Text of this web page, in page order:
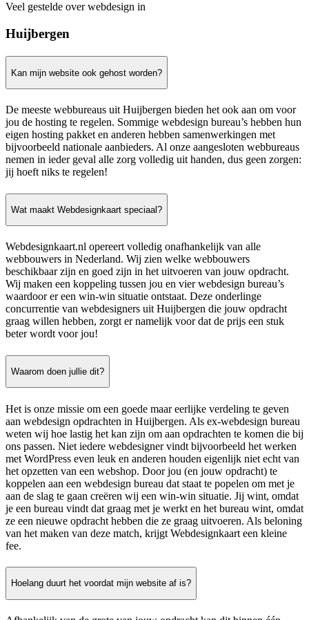
Veel gestelde over webdesign in
Huijbergen
Kan mijn website ook gehost worden?
De meeste webbureaus uit Huijbergen bieden het ook aan om voor
jou de hosting te regelen. Sommige webdesign bureau’s hebben hun
eigen hosting pakket en anderen hebben samenwerkingen met
bijvoorbeeld nationale aanbieders. Al onze aangesloten webbureaus
nemen in ieder geval alle zorg volledig uit handen, dus geen zorgen:
jij hoeft niks te regelen!
Wat maakt Webdesignkaart speciaal?
Webdesignkaart.nl opereert volledig onafhankelijk van alle
webbouwers in Nederland. Wij zien welke webbouwers
beschikbaar zijn en goed zijn in het uitvoeren van jouw opdracht.
Wij maken een koppeling tussen jou en vier webdesign bureau’s
waardoor er een win-win situatie ontstaat. Deze onderlinge
concurrentie van webdesigners uit Huijbergen die jouw opdracht
graag willen hebben, zorgt er namelijk voor dat de prijs een stuk
beter wordt voor jou!
Waarom doen jullie dit?
Het is onze missie om een goede maar eerlijke verdeling te geven
aan webdesign opdrachten in Huijbergen. Als ex-webdesign bureau
weten wij hoe lastig het kan zijn om aan opdrachten te komen die bij
ons passen. Niet iedere webdesigner vindt bijvoorbeeld het werken
met WordPress even leuk en anderen houden eigenlijk niet echt van
het opzetten van een webshop. Door jou (en jouw opdracht) te
koppelen aan een webdesign bureau dat staat te popelen om met je
aan de slag te gaan creëren wij een win-win situatie. Jij wint, omdat
je een bureau vindt dat graag met je werkt en het bureau wint, omdat
ze een nieuwe opdracht hebben die ze graag uitvoeren. Als beloning
van het maken van deze match, krijgt Webdesignkaart een kleine
fee.
Hoelang duurt het voordat mijn website af is?